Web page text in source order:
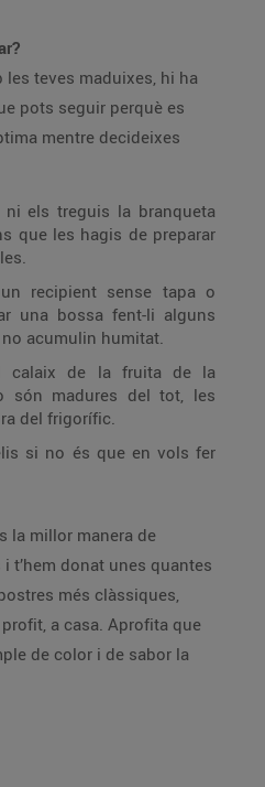
les teves maduixes, hi ha
pots seguir perquè es
mentre decideixes
els treguis la branqueta
que les hagis de preparar
recipient sense tapa o
una bossa fent-li alguns
acumulin humitat.
calaix de la fruita de la
són madures del tot, les
del frigorífic.
si no és que en vols fer
la millor manera de
t’hem donat unes quantes
més clàssiques,
a casa. Aprofita que
de color i de sabor la